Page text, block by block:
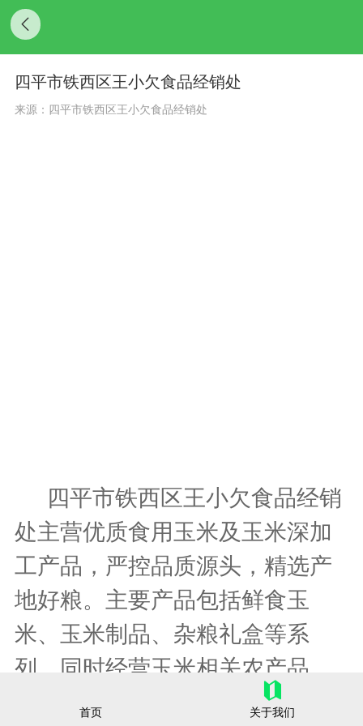
四平市铁西区王小欠食品经销处
来源：四平市铁西区王小欠食品经销处
四平市铁西区王小欠食品经销
处主营优质食用玉米及玉米深加
工产品，严控品质源头，精选产
地好粮。主要产品包括鲜食玉
米、玉米制品、杂粮礼盒等系
列，同时经营玉米相关农产品、
谷物、饲料原料及非食用植物油
首页 关于我们